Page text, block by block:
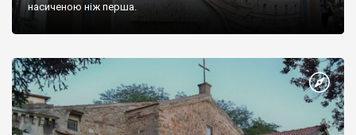
насиченою ніж перша.